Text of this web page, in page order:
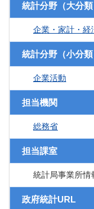
統計分野（大分類
企業・家計・経
統計分野（小分類
企業活動
担当機関
総務省
担当課室
統計局事業所情
政府統計URL